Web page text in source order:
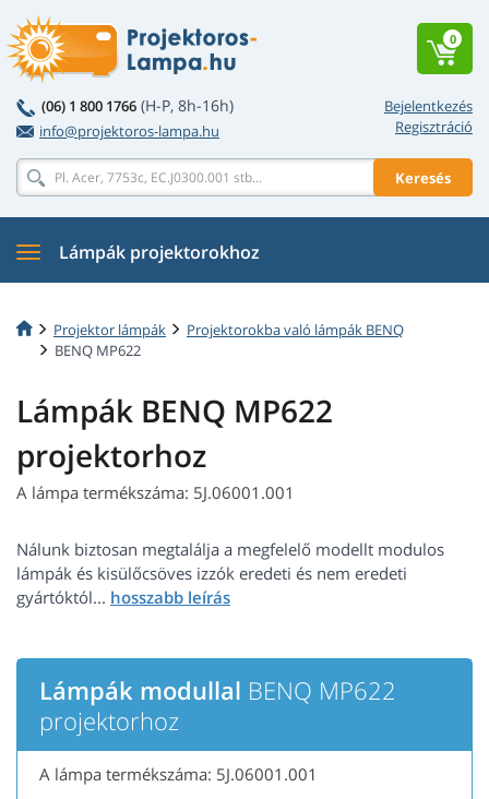
Bejelentkezés
Regisztráció
(06) 1 800 1766 (H-P, 8h-16h)
info@projektoros-lampa.hu
Keresés
0
Lámpák projektorokhoz
Projektor lámpák
Projektorokba való lámpák BENQ
BENQ MP622
Lámpák BENQ MP622
projektorhoz
A lámpa termékszáma: 5J.06001.001
Nálunk biztosan megtalálja a megfelelő modellt modulos
lámpák és kisülőcsöves izzók eredeti és nem eredeti
gyártóktól...
Lámpák modullal BENQ MP622
projektorhoz
A lámpa termékszáma: 5J.06001.001